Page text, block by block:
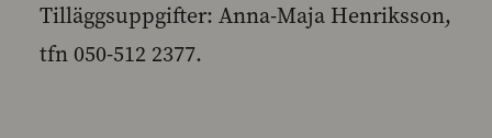
Tilläggsuppgifter: Anna-Maja Henriksson,
tfn 050-512 2377.